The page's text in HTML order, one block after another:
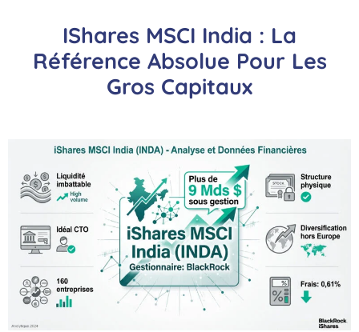
IShares MSCI India : La
Référence Absolue Pour Les
Gros Capitaux